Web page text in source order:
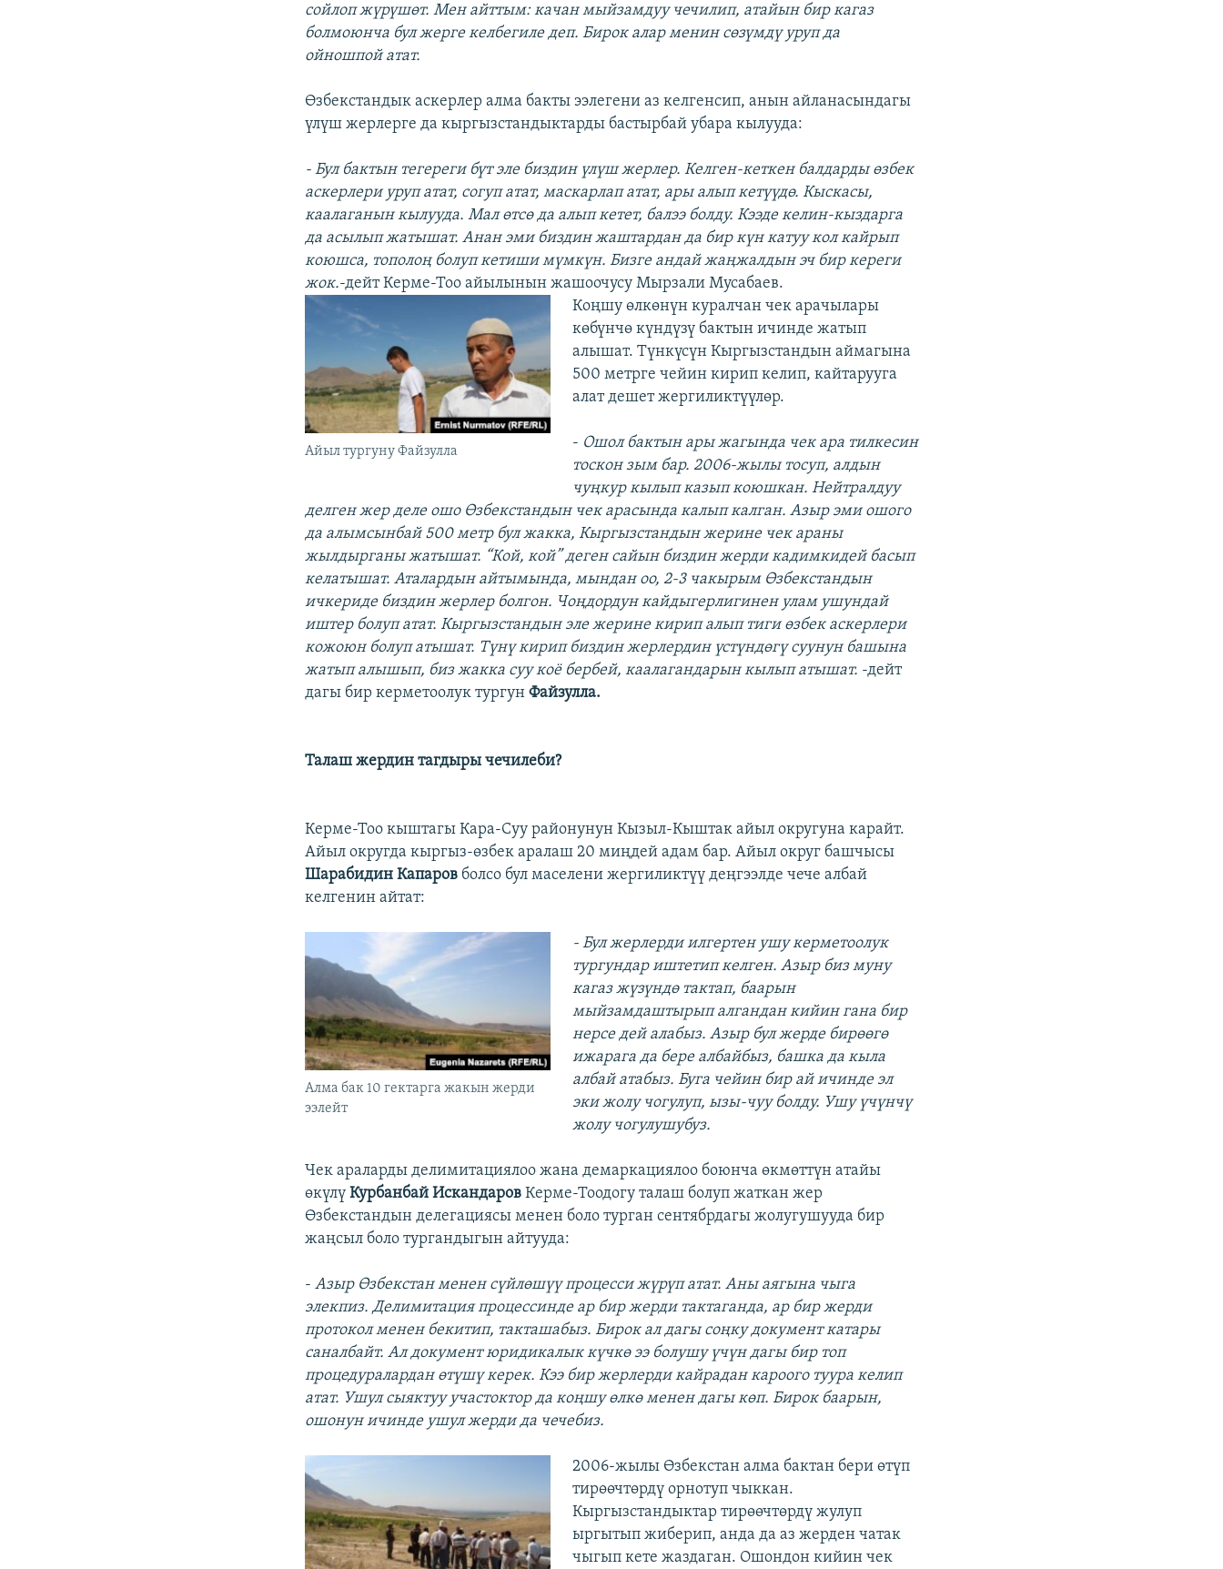
сойлоп жүрүшөт. Мен айттым: качан мыйзамдуу чечилип, атайын бир кагаз
болмоюнча бул жерге келбегиле деп. Бирок алар менин сөзүмдү уруп да
ойношпой атат.
Өзбекстандык аскерлер алма бакты ээлегени аз келгенсип, анын айланасындагы
үлүш жерлерге да кыргызстандыктарды бастырбай убара кылууда:
- Бул бактын тегереги бүт эле биздин үлүш жерлер. Келген-кеткен балдарды өзбек
аскерлери уруп атат, согуп атат, маскарлап атат, ары алып кетүүдө. Кыскасы,
каалаганын кылууда. Мал өтсө да алып кетет, балээ болду. Кээде келин-кыздарга
да асылып жатышат. Анан эми биздин жаштардан да бир күн катуу кол кайрып
коюшса, тополоң болуп кетиши мүмкүн. Бизге андай жаңжалдын эч бир кереги
жок.-дейт Керме-Тоо айылынын жашоочусу Мырзали Мусабаев.
Айыл тургуну Файзулла
Коңшу өлкөнүн куралчан чек арачылары
көбүнчө күндүзү бактын ичинде жатып
алышат. Түнкүсүн Кыргызстандын аймагына
500 метрге чейин кирип келип, кайтарууга
алат дешет жергиликтүүлөр.
​- Ошол бактын ары жагында чек ара тилкесин
тоскон зым бар. 2006-жылы тосуп, алдын
чуңкур кылып казып коюшкан. Нейтралдуу
делген жер деле ошо Өзбекстандын чек арасында калып калган. Азыр эми ошого
да алымсынбай 500 метр бул жакка, Кыргызстандын жерине чек араны
жылдырганы жатышат. “Кой, кой” деген сайын биздин жерди кадимкидей басып
келатышат. Аталардын айтымында, мындан оо, 2-3 чакырым Өзбекстандын
ичкериде биздин жерлер болгон. Чоңдордун кайдыгерлигинен улам ушундай
иштер болуп атат. Кыргызстандын эле жерине кирип алып тиги өзбек аскерлери
кожоюн болуп атышат. Түнү кирип биздин жерлердин үстүндөгү суунун башына
жатып алышып, биз жакка суу коё бербей, каалагандарын кылып атышат. -дейт
дагы бир керметоолук тургунФайзулла.
Талаш жердин тагдыры чечилеби?
Керме-Тоо кыштагы Кара-Суу районунун Кызыл-Кыштак айыл округуна карайт.
Айыл округда кыргыз-өзбек аралаш 20 миңдей адам бар. Айыл округ башчысы
Шарабидин Капаров болсо бул маселени жергиликтүү деңгээлде чече албай
келгенин айтат:
Алма бак 10 гектарга жакын жерди
ээлейт
​- Бул жерлерди илгертен ушу керметоолук
тургундар иштетип келген. Азыр биз муну
кагаз жүзүндө тактап, баарын
мыйзамдаштырып алгандан кийин гана бир
нерсе дей алабыз. Азыр бул жерде бирөөгө
ижарага да бере албайбыз, башка да кыла
албай атабыз. Буга чейин бир ай ичинде эл
эки жолу чогулуп, ызы-чуу болду. Ушу үчүнчү
жолу чогулушубуз.
Чек араларды делимитациялоо жана демаркациялоо боюнча өкмөттүн атайы
өкүлүКурбанбай Искандаров Керме-Тоодогу талаш болуп жаткан жер
Өзбекстандын делегациясы менен боло турган сентябрдагы жолугушууда бир
жаңсыл боло тургандыгын айтууда:
-Азыр Өзбекстан менен сүйлөшүү процесси жүрүп атат. Аны аягына чыга
элекпиз. Делимитация процессинде ар бир жерди тактаганда, ар бир жерди
протокол менен бекитип, такташабыз. Бирок ал дагы соңку документ катары
саналбайт. Ал документ юридикалык күчкө ээ болушу үчүн дагы бир топ
процедуралардан өтүшү керек. Кээ бир жерлерди кайрадан кароого туура келип
атат. Ушул сыяктуу участоктор да коңшу өлкө менен дагы көп. Бирок баарын,
ошонун ичинде ушул жерди да чечебиз.
​2006-жылы Өзбекстан алма бактан бери өтүп
тирөөчтөрдү орнотуп чыккан.
Кыргызстандыктар тирөөчтөрдү жулуп
ыргытып жиберип, анда да аз жерден чатак
чыгып кете жаздаган. Ошондон кийин чек